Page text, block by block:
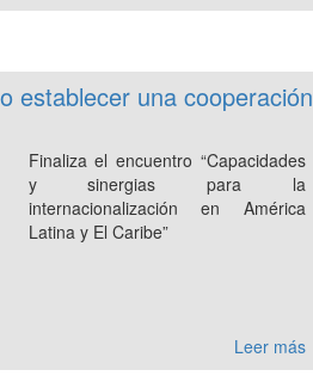
establecer una cooperación
Finaliza el encuentro “Capacidades
y sinergias para la
internacionalización en América
Latina y El Caribe”
Leer más